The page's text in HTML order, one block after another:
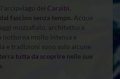
dei Caraibi,
fascino senza tempo . Acque
mozzafiato, architettura
notturna molto intensa e
e tradizioni sono solo alcune
tutta da scoprire nelle sue